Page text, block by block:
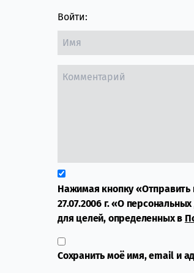
Войти:
Нажимая кнопку
27.07.2006 г. «О
для целей, определенных в
Сохранить моё имя, email и